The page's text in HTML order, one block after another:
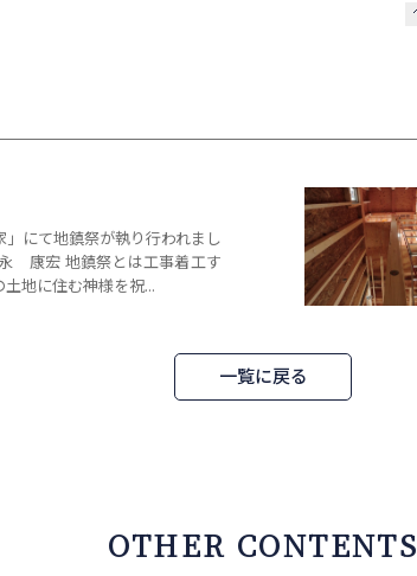
」にて地鎮祭が執り行われまし
康宏 地鎮祭とは工事着工す
土地に住む神様を祝...
一覧に戻る
OTHER CONTENTS